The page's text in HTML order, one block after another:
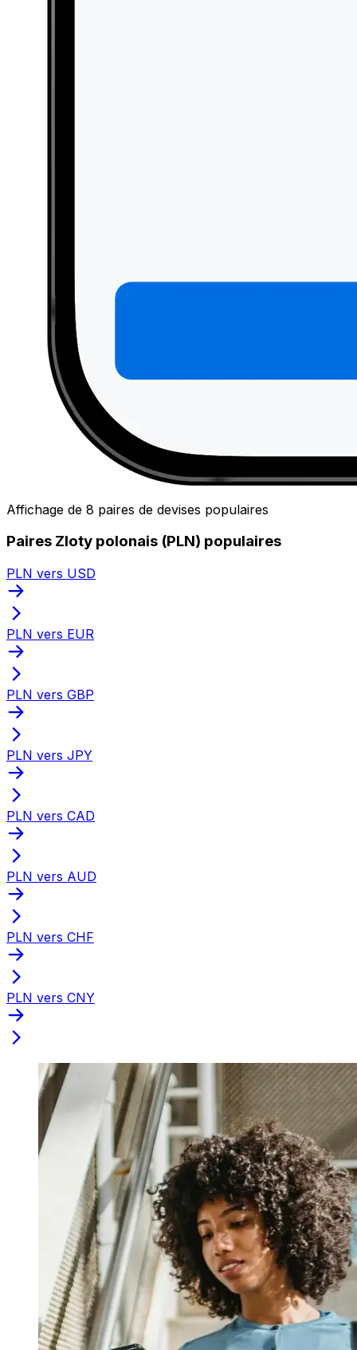
Affichage de 8 paires de devises populaires
Paires Zloty polonais (PLN) populaires
PLN vers USD
PLN vers EUR
PLN vers GBP
PLN vers JPY
PLN vers CAD
PLN vers AUD
PLN vers CHF
PLN vers CNY